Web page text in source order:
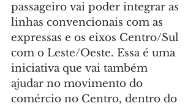
passageiro vai poder integrar as
linhas convencionais com as
expressas e os eixos Centro/Sul
com o Leste/Oeste. Essa é uma
iniciativa que vai também
ajudar no movimento do
comércio no Centro, dentro do